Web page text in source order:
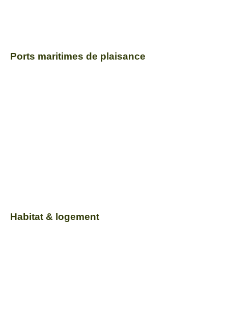
Ports maritimes de plaisance
Habitat & logement